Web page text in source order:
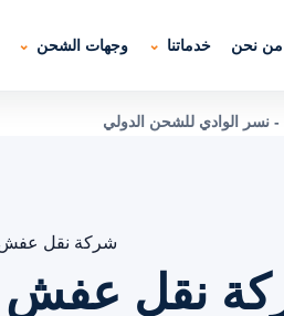
من نحن خدماتنا وجهات الشحن
الوادي للشحن الدولي
شركة نقل عفش
نقل عفش